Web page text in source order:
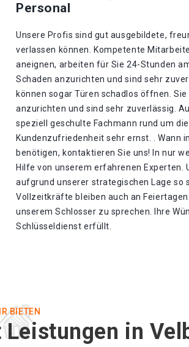
Personal
Unsere Profis sind gut ausgebildete,
verlassen können. Kompetente
aneignen, arbeiten für Sie 24-Stunden
Schaden anzurichten und sind sehr
können sogar Türen schadlos öffnen.
anzurichten und sind sehr zuverlässig.
speziell geschulte Fachmann rund um
Kundenzufriedenheit sehr ernst. . Wann
benötigen, kontaktieren Sie uns! In nur
Hilfe von unserem erfahrenen Experten.
aufgrund unserer strategischen Lage so
Vollzeitkräfte bleiben auch an
unserem Schlosser zu sprechen. Ihre
Schlüsseldienst erfüllt.
BIETEN
in